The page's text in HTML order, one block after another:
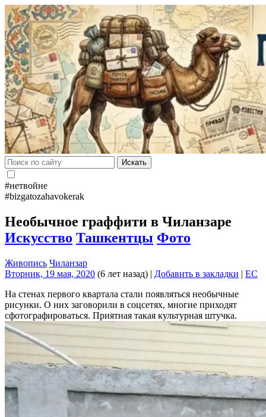
Искать
#нетвойне
#bizgatozahavokerak
Необычное граффити в Чиланзаре
Искусство Ташкентцы Фото
Живопись Чиланзар
Вторник, 19 мая, 2020 (6 лет назад) | Добавить в закладки | EC
На стенах первого квартала стали появляться необычные
рисунки. О них заговорили в соцсетях, многие приходят
сфотографироваться. Приятная такая культурная штучка.